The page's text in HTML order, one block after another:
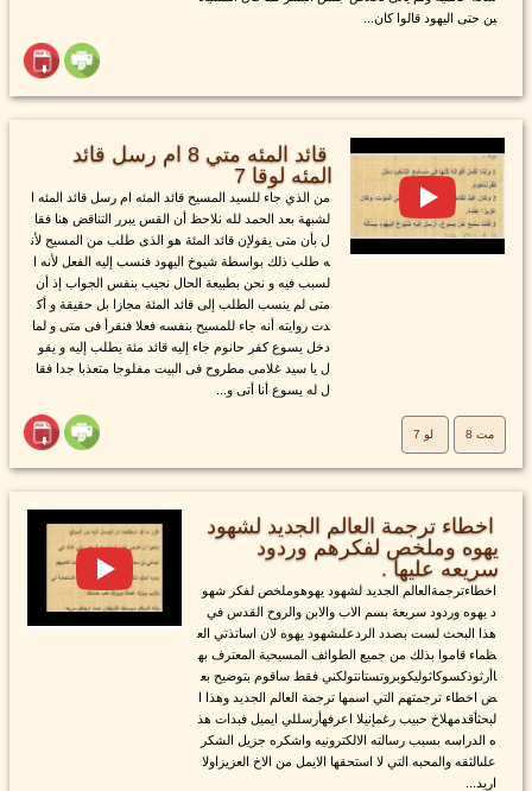
ين حتى اليهود قالوا كان...
قائد المئه متي 8 ام رسل قائد
المئه لوقا 7
من الذي جاء للسيد المسيح قائد المئه ام رسل قائد المئه ا
لشبهة بعد الحمد لله نلاحظ أن القس يبرر التناقض هنا فقا
ل بأن متى يقولإن قائد المئة هو الذى طلب من المسيح لأن
ه طلب ذلك بواسطة شيوخ اليهود فنسب إليه الفعل لأنه ا
لسبب فيه و نحن بطبيعة الحال نجيب بنفس الجواب إذ أن
متى لم ينسب الطلب إلى قائد المئة مجازا بل حقيقة و أك
دت روايته أنه جاء للمسيح بنفسه فعلا فنقرأ فى متى و لما
دخل يسوع كفر حانوم جاء إليه قائد مئة يطلب إليه و يقو
ل يا سيد غلامى مطروح فى البيت مفلوجا متعذبا جدا فقا
ل له يسوع أنا أتى و...
مت 8 لو 7
اخطاء ترجمة العالم الجديد لشهود
يهوه وملخص لفكرهم وردود
سريعه عليها .
اخطاءترجمةالعالم الجديد لشهود يهوهوملخص لفكر شهو
د يهوه وردود سريعة بسم الاب والابن والروح القدس في
هذا البحث لست بصدد الردعلىشهود يهوه لان اساتذتي الع
ظماء قاموا بذلك من جميع الطوائف المسيحية المعترف به
اأرثوذكسوكاثوليكوبروتستانتولكني فقط ساقوم بتوضيح بع
ض اخطاء ترجمتهم التي اسمها ترجمة العالم الجديد وهذا ا
لبحثأقدمهلاخ حبيب رغمإنيلا اعرفهأرسللي ايميل فبدات هذ
ه الدراسه بسبب رسالته الالكترونيه واشكره جزيل الشكر
علىالثقه والمحبه التي لا استحقها الايمل من الاخ العزيزاولا
اريد...